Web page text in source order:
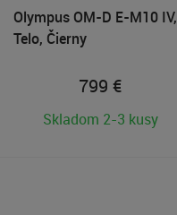
Olympus OM-D E-M10 IV,
Telo, Čierny
799 €
Skladom 2-3 kusy